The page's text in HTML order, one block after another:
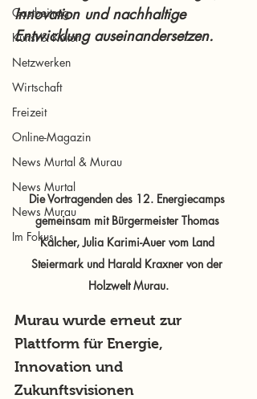
Gastbeitrag
Kunst & Kultur
Netzwerken
Wirtschaft
Freizeit
Online-Magazin
News Murtal & Murau
News Murtal
News Murau
Im Fokus
Innovation und nachhaltige
Entwicklung auseinandersetzen.
Die Vortragenden des 12. Energiecamps
gemeinsam mit Bürgermeister Thomas
Kalcher, Julia Karimi-Auer vom Land
Steiermark und Harald Kraxner von der
Holzwelt Murau.
Murau wurde erneut zur
Plattform für Energie,
Innovation und
Zukunftsvisionen